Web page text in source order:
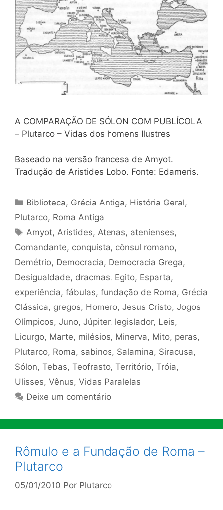
A COMPARAÇÃO DE SÓLON COM PUBLÍCOLA
– Plutarco – Vidas dos homens Ilustres
Baseado na versão francesa de Amyot.
Tradução de Aristides Lobo. Fonte: Edameris.
Categorias
Biblioteca, Grécia Antiga, História Geral,
Plutarco, Roma Antiga
Tags
Amyot, Aristides, Atenas, atenienses,
Comandante, conquista, cônsul romano,
Demétrio, Democracia, Democracia Grega,
Desigualdade, dracmas, Egito, Esparta,
experiência, fábulas, fundação de Roma, Grécia
Clássica, gregos, Homero, Jesus Cristo, Jogos
Olímpicos, Juno, Júpiter, legislador, Leis,
Licurgo, Marte, milésios, Minerva, Mito, peras,
Plutarco, Roma, sabinos, Salamina, Siracusa,
Sólon, Tebas, Teofrasto, Território, Tróia,
Ulisses, Vênus, Vidas Paralelas
Deixe um comentário
Rômulo e a Fundação de Roma –
Plutarco
05/01/2010 Por Plutarco